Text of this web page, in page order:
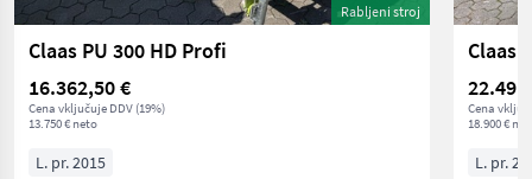
Rabljeni stroj
Claas PU 300 HD Profi
16.362,50 €
Cena vključuje DDV (19%)
13.750 € neto
L. pr. 2015
Claas
22.491
Cena
18.900 €
L. pr.